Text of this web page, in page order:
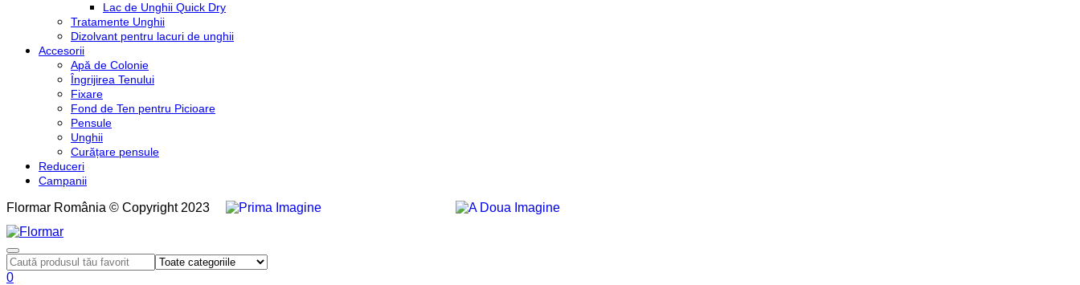
Lac de Unghii Quick Dry
Tratamente Unghii
Dizolvant pentru lacuri de unghii
Accesorii
Apă de Colonie
Îngrijirea Tenului
Fixare
Fond de Ten pentru Picioare
Pensule
Unghii
Curățare pensule
Reduceri
Campanii
Flormar România © Copyright 2023
0